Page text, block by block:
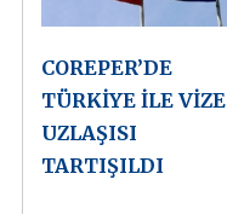
COREPER’DE
TÜRKİYE İLE VİZE
UZLAŞISI
TARTIŞILDI